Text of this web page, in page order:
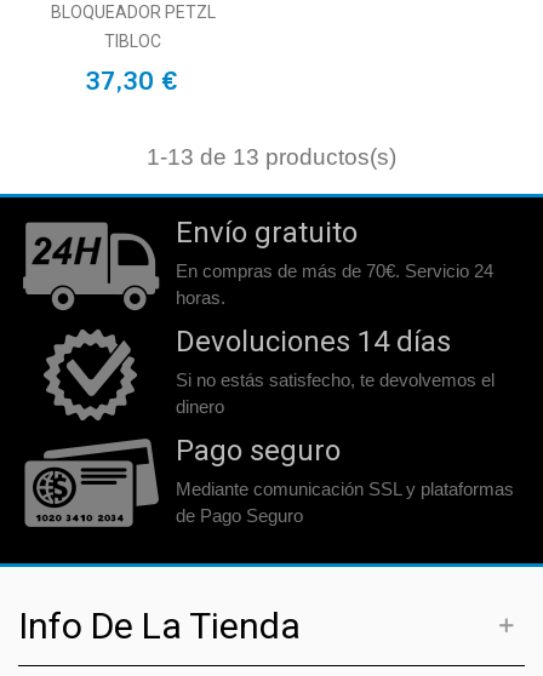
BLOQUEADOR PETZL
TIBLOC
37,30 €
1-13 de 13 productos(s)
Envío gratuito
En compras de más de 70€. Servicio 24
horas.
Devoluciones 14 días
Si no estás satisfecho, te devolvemos el
dinero
Pago seguro
Mediante comunicación SSL y plataformas
de Pago Seguro
Info De La Tienda